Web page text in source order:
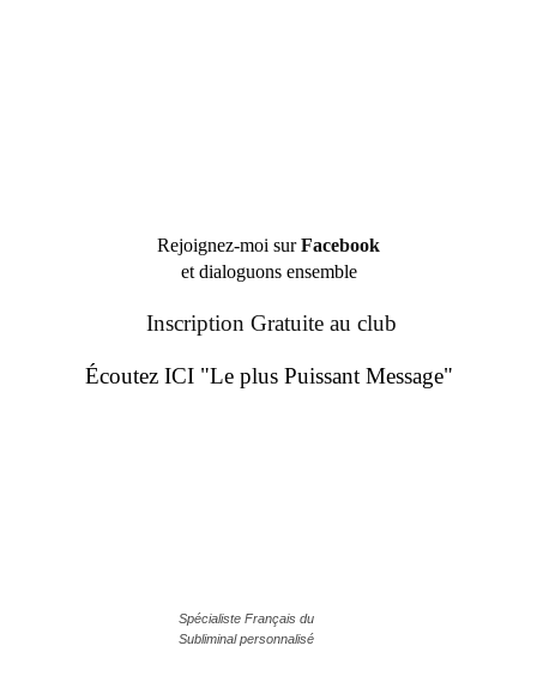
Rejoignez-moi surFacebook
et dialoguons ensemble
Inscription Gratuite au club
Écoutez ICI "Le plus Puissant Message"
Spécialiste Français du
Subliminal personnalisé